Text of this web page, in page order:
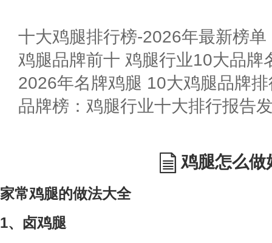
十大鸡腿排行榜-2026年最新榜单
鸡腿品牌前十 鸡腿行业10大品牌
2026年名牌鸡腿 10大鸡腿品牌
品牌榜：鸡腿行业十大排行报告
鸡腿怎么做
家常鸡腿的做法大全
1、卤鸡腿